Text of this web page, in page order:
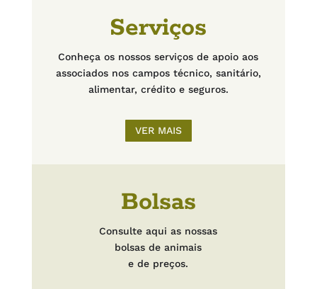
Serviços
Conheça os nossos serviços de apoio aos
associados nos campos técnico, sanitário,
alimentar, crédito e seguros.
VER MAIS
Bolsas
Consulte aqui as nossas
bolsas de animais
e de preços.